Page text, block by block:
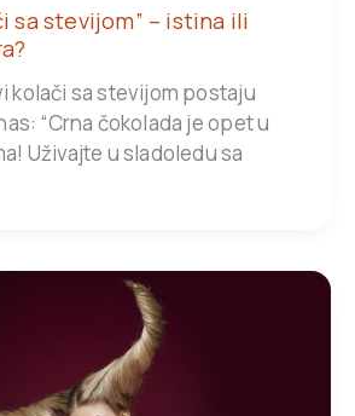
sa stevijom” – istina ili
kolači sa stevijom postaju
“Crna čokolada je opet u
Uživajte u sladoledu sa